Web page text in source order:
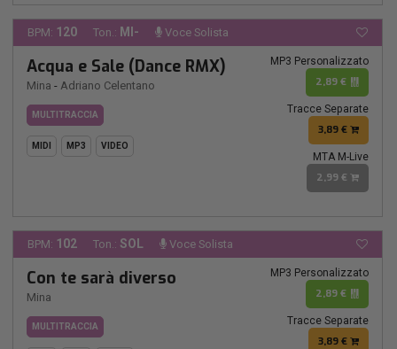
BPM: 120 Ton.: MI- Voce Solista
Acqua e Sale (Dance RMX)
Mina - Adriano Celentano
MULTITRACCIA
MIDI MP3 VIDEO
MP3 Personalizzato
2,89 €
Tracce Separate
3,89 €
MTA M-Live
2,99 €
BPM: 102 Ton.: SOL Voce Solista
Con te sarà diverso
Mina
MULTITRACCIA
MP3 Personalizzato
2,89 €
Tracce Separate
3,89 €